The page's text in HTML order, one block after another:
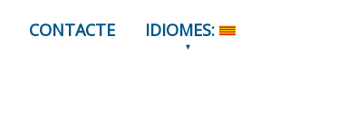
CONTACTE IDIOMES: